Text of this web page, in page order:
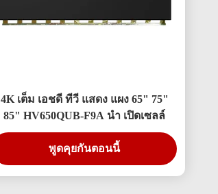
4K เต็ม เอชดี ทีวี แสดง แผง 65" 75"
85" HV650QUB-F9A นำ เปิดเซลล์
พูดคุยกันตอนนี้